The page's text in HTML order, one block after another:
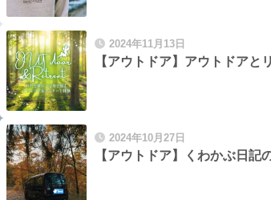
2024年11月13日
【アウトドア】アウトドアと
2024年10月27日
【アウトドア】くわかぶ日